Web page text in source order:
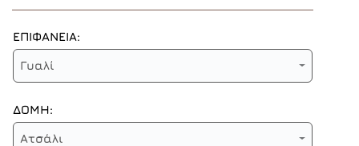
ΕΠΙΦΑΝΕΙΑ:
Γυαλί
ΔΟΜΗ:
Ατσάλι